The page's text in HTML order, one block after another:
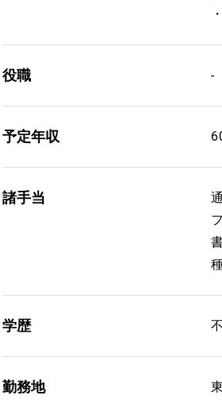
役職 -
予定年収
諸手当
学歴
勤務地